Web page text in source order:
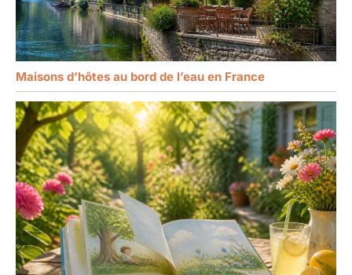
Maisons d’hôtes au bord de l’eau en France